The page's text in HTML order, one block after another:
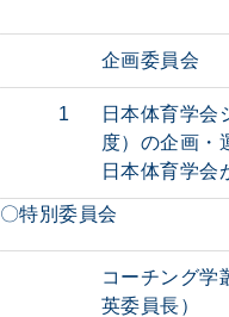
企画委員会
1
日本体育学会
度）の企画・
日本体育学会
〇特別委員会
コーチング
英委員長）